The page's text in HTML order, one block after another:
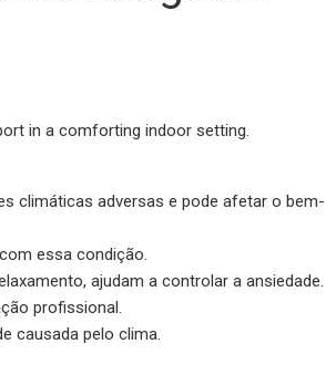
climáticas adversas e pode afetar o bem-
essa condição.
ajudam a controlar a ansiedade.
profissional.
causada pelo clima.